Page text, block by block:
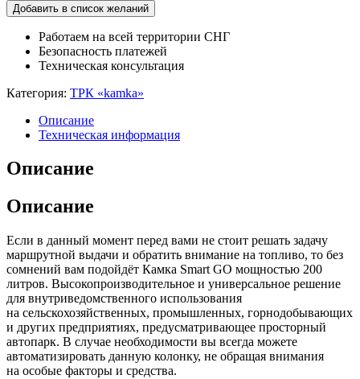
(ТРК)
3111-
Smart
Добавить в список желаний
Работаем на всей территории СНГ
Безопасность платежей
Техническая консультация
Категория: ТРК «kamka»
Описание
Техническая информация
Описание
Описание
Если в данный момент перед вами не стоит решать задачу
маршрутной выдачи и обратить внимание на топливо, то без
сомнений вам подойдёт Камка Smart GO мощностью 200
литров. Высокопроизводительное и универсальное решение
для внутриведомственного использования
на сельскохозяйственных, промышленных, горнодобывающих
и других предприятиях, предусматривающее просторный
автопарк. В случае необходимости вы всегда можете
автоматизировать данную колонку, не обращая внимания
на особые факторы и средства.